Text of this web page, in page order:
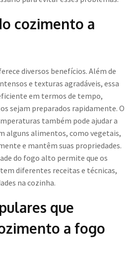
cozimento a
diversos benefícios. Além de
e texturas agradáveis, essa
em termos de tempo,
sejam preparados rapidamente. O
também pode ajudar a
alguns alimentos, como vegetais,
e mantêm suas propriedades.
do fogo alto permite que os
diferentes receitas e técnicas,
na cozinha.
que
a fogo